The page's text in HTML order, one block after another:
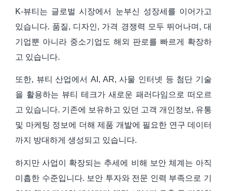
K-뷰티는 글로벌 시장에서 눈부신 성장세를 이어가고
있습니다. 품질, 디자인, 가격 경쟁력 모두 뛰어나며, 대
기업뿐 아니라 중소기업도 해외 판로를 빠르게 확장하
고 있습니다.
또한, 뷰티 산업에서 AI, AR, 사물 인터넷 등 첨단 기술
을 활용하는 뷰티 테크가 새로운 패러다임으로 떠오르
고 있습니다. 기존에 보유하고 있던 고객 개인정보, 유통
및 마케팅 정보에 더해 제품 개발에 필요한 연구 데이터
까지 방대하게 생성되고 있습니다.
하지만 사업이 확장되는 추세에 비해 보안 체계는 아직
미흡한 수준입니다. 보안 투자와 전문 인력 부족으로 기